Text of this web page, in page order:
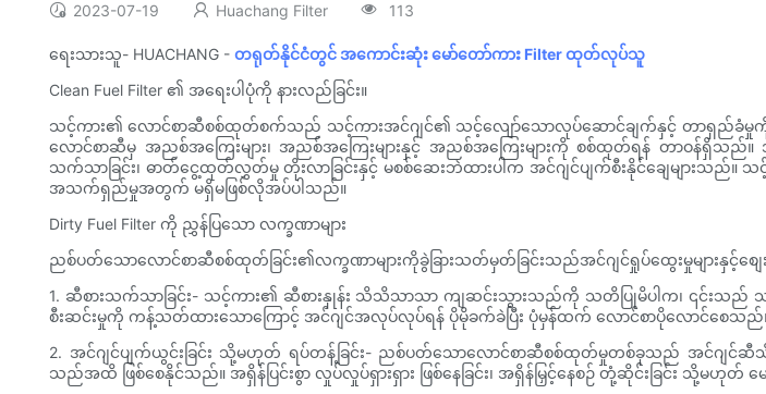
2023-07-19 Huachang Filter 113
ရေးသားသူ- HUACHANG - တရုတ်နိုင်ငံတွင် အကောင်းဆုံး မော်တော်ကား Filter ထုတ်လုပ်သူ
Clean Fuel Filter ၏ အရေးပါပုံကို နားလည်ခြင်း။
သင့်ကား၏ လောင်စာဆီစစ်ထုတ်စက်သည် သင့်ကားအင်ဂျင်၏ သင့်လျော်သောလုပ်ဆောင်ချက်နှင့် တာရှည်ခံမှုကို
လောင်စာဆီမှ အညစ်အကြေးများ၊ အညစ်အကြေးများနှင့် အညစ်အကြေးများကို စစ်ထုတ်ရန် တာဝန်ရှိသည်
သက်သာခြင်း၊ ဓာတ်ငွေ့ထုတ်လွှတ်မှု တိုးလာခြင်းနှင့် မစစ်ဆေးဘဲထားပါက အင်ဂျင်ပျက်စီးနိုင်ချေများသည်
အသက်ရှည်မှုအတွက် မရှိမဖြစ်လိုအပ်ပါသည်။
Dirty Fuel Filter ကို ညွှန်ပြသော လက္ခဏာများ
ညစ်ပတ်သောလောင်စာဆီစစ်ထုတ်ခြင်း၏လက္ခဏာများကိုခွဲခြားသတ်မှတ်ခြင်းသည်အင်ဂျင်ရှုပ်ထွေးမှုများနှင့်စျေ
1. ဆီစားသက်သာခြင်း- သင့်ကား၏ ဆီစားနှုန်း သိသိသာသာ ကျဆင်းသွားသည်ကို သတိပြုမိပါက၊ ၎င်း
စီးဆင်းမှုကို ကန့်သတ်ထားသောကြောင့် အင်ဂျင်အလုပ်လုပ်ရန် ပိုမိုခက်ခဲပြီး ပုံမှန်ထက် လောင်စာပိုလောင်စေသည်
2. အင်ဂျင်ပျက်ယွင်းခြင်း သို့မဟုတ် ရပ်တန့်ခြင်း- ညစ်ပတ်သောလောင်စာဆီစစ်ထုတ်မှုတစ်ခုသည် အင်ဂျင်
သည်အထိ ဖြစ်စေနိုင်သည်။ အရှိန်ပြင်းစွာ လှုပ်လှုပ်ရှားရှား ဖြစ်နေခြင်း၊ အရှိန်မြှင့်နေစဉ် တုံ့ဆိုင်းခြင်း သို့မဟု